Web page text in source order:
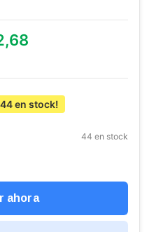
44en stock!
44 en stock